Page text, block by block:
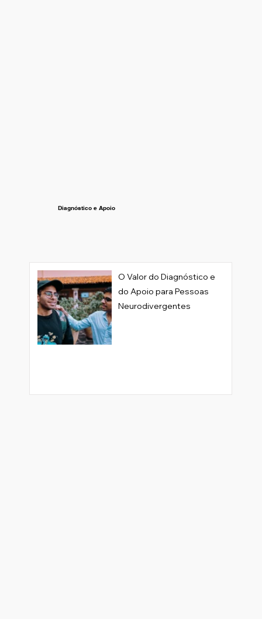
Diagnóstico e Apoio
O Valor do Diagnóstico e
do Apoio para Pessoas
Neurodivergentes